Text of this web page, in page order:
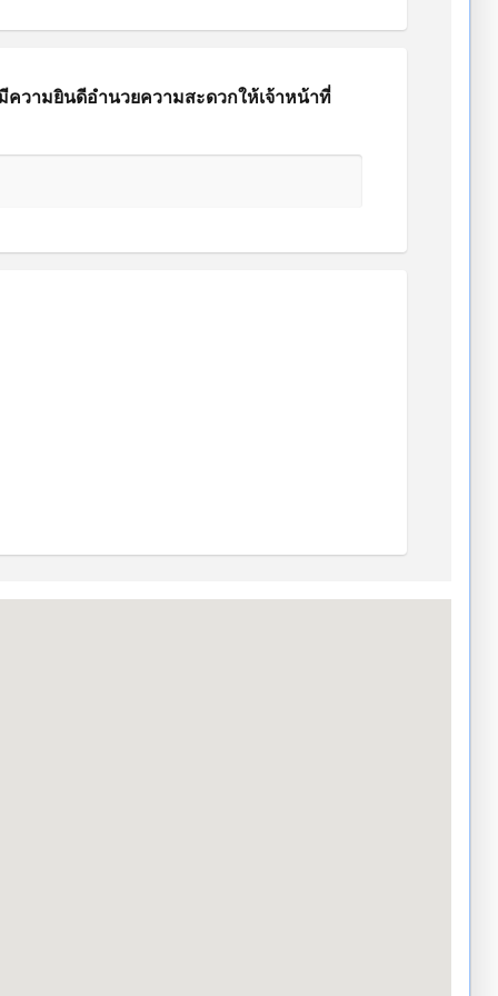
วามยินดีอำนวยความสะดวกให้เจ้าหน้าที่